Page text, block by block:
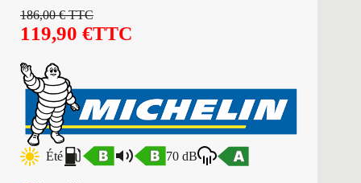
186,00€TTC
119,90 €TTC
Été 70 dB